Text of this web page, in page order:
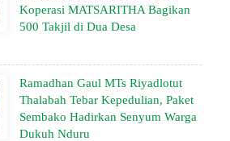
Koperasi MATSARITHA Bagikan
500 Takjil di Dua Desa
Ramadhan Gaul MTs Riyadlotut
Thalabah Tebar Kepedulian, Paket
Sembako Hadirkan Senyum Warga
Dukuh Nduru